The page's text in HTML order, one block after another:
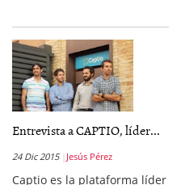
Entrevista a CAPTIO, líder...
24 Dic 2015 Jesús Pérez
Captio es la plataforma líder